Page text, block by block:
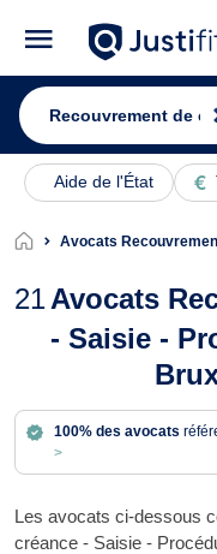
Aide de l'État
Avocats
21Avocats
- Saisie -
100% des avocats
>
Les avocats ci-dessous
créance - Saisie -